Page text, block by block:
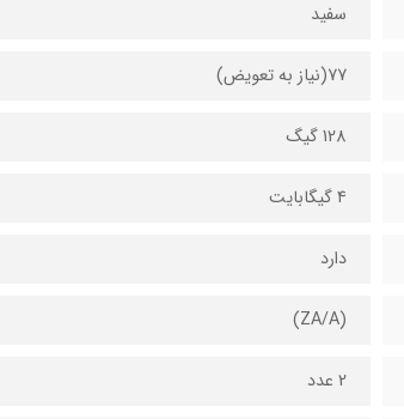
سفید
77(نیاز به تعویض)
128 گیگ
۴ گیگابایت
دارد
(ZA/A)
2 عدد